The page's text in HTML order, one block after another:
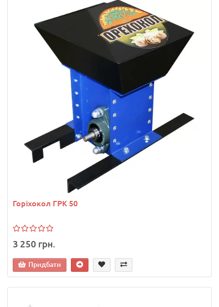
Горіхокол ГРК 50
3 250 грн.
Придбати